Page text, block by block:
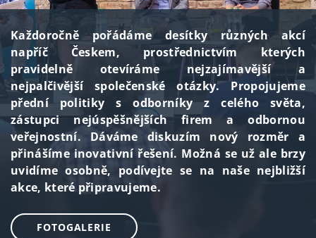
Každoročně pořádáme desítky různých akcí
napříč Českem, prostřednictvím kterých
pravidelně otevíráme nejzajímavější a
nejpalčivější společenské otázky. Propojujeme
přední politiky s odborníky z celého světa,
zástupci nejúspěšnějších firem a odbornou
veřejnostní. Dáváme diskuzím nový rozměr a
přinášíme inovativní řešení. Možná se už ale brzy
uvidíme osobně, podívejte se na naše nejbližší
akce, které připravujeme.
FOTOGALERIE